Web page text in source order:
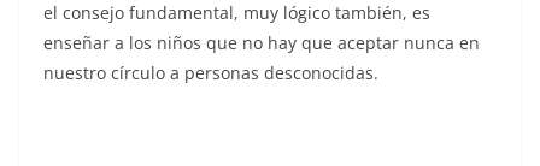
el consejo fundamental, muy lógico también, es
enseñar a los niños que no hay que aceptar nunca en
nuestro círculo a personas desconocidas.